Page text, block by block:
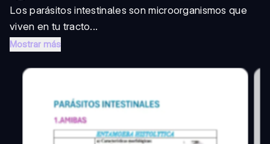
Los parásitos intestinales son microorganismos que
viven en tu tracto...
Mostrar más